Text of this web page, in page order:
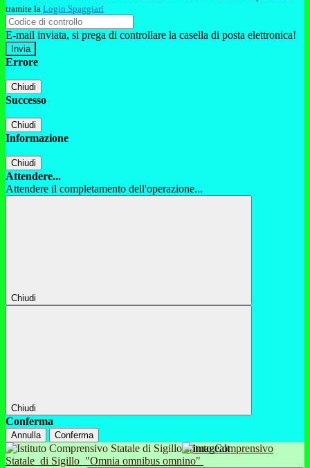
tramite la Login Spaggiari
E-mail inviata, si prega di controllare la casella di posta elettronica!
Errore
Chiudi
Successo
Chiudi
Informazione
Chiudi
Attendere...
Attendere il completamento dell'operazione...
Chiudi
Chiudi
Conferma
Annulla Conferma
Istituto Comprensivo
Statale di Sigillo "Omnia omnibus omnino"